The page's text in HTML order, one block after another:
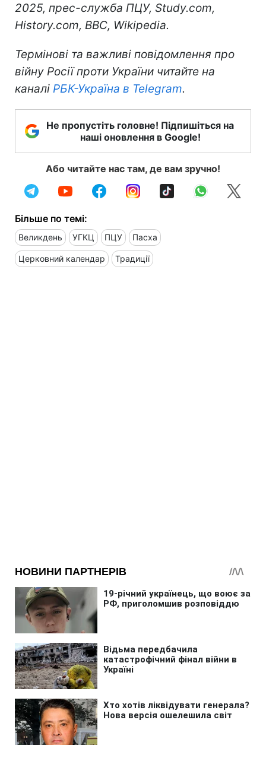
2025, прес-служба ПЦУ, Study.com,
History.com, BBC, Wikipedia.
Термінові та важливі повідомлення про
війну Росії проти України читайте на
каналі РБК-Україна в Telegram.
Не пропустіть головне! Підпишіться на
наші оновлення в Google!
Або читайте нас там, де вам зручно!
Більше по темі:
Великдень УГКЦ ПЦУ Пасха
Церковний календар Традиції